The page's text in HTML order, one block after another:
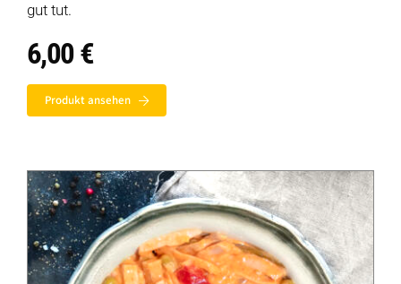
gut tut.
6,00€
Produkt ansehen